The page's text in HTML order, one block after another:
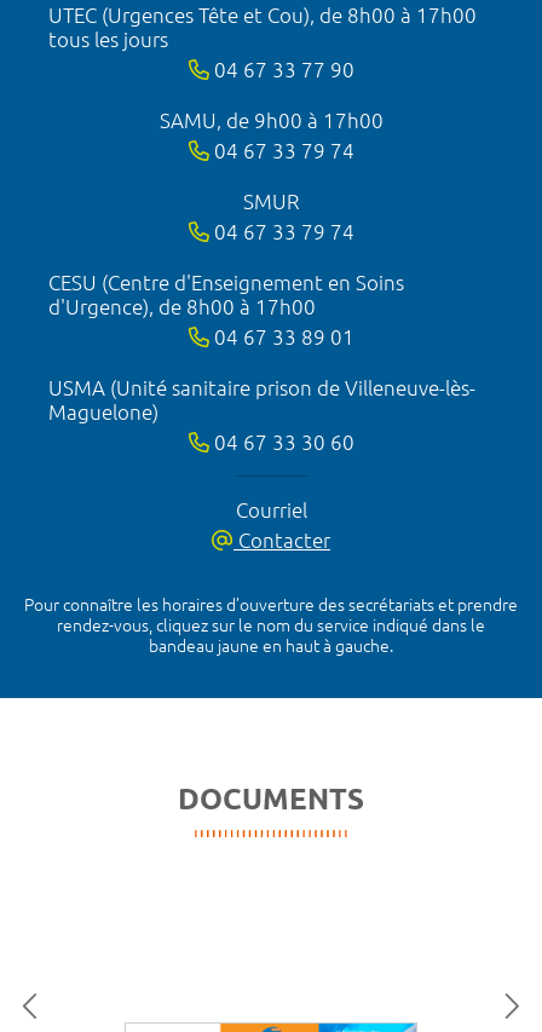
UTEC (Urgences Tête et Cou), de 8h00 à 17h00
tous les jours
04 67 33 77 90
SAMU, de 9h00 à 17h00
04 67 33 79 74
SMUR
04 67 33 79 74
CESU (Centre d'Enseignement en Soins
d'Urgence), de 8h00 à 17h00
04 67 33 89 01
USMA (Unité sanitaire prison de Villeneuve-lès-
Maguelone)
04 67 33 30 60
Courriel
Contacter
Pour connaître les horaires d’ouverture des secrétariats et prendre
rendez-vous, cliquez sur le nom du service indiqué dans le
bandeau jaune en haut à gauche.
DOCUMENTS